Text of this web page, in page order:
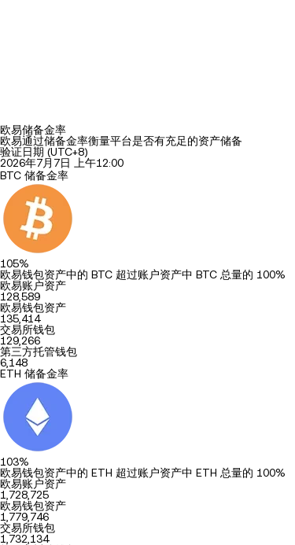
欧易储备金率
欧易通过储备金率衡量平台是否有充足的资产储备
验证日期 (UTC+8)
BTC 储备金率
105%
欧易钱包资产中的 BTC 超过账户资产中 BTC 总量的 100%
欧易账户资产
128,589
欧易钱包资产
135,414
交易所钱包
129,266
第三方托管钱包
6,148
ETH 储备金率
103%
欧易钱包资产中的 ETH 超过账户资产中 ETH 总量的 100%
欧易账户资产
1,728,725
欧易钱包资产
1,779,746
交易所钱包
1,732,134